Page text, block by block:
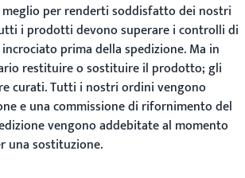
meglio per renderti soddisfatto dei nostri
i prodotti devono superare i controlli di
prima della spedizione. Ma in
restituire o sostituire il prodotto; gli
curati.Tutti i nostri ordini vengono
e una commissione di rifornimento del
vengono addebitate al momento
una sostituzione.